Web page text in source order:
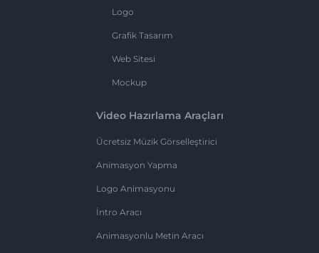
Logo
Grafik Tasarım
Web Sitesi
Mockup
Video Hazırlama Araçları
Ücretsiz Müzik Görselleştirici
Animasyon Yapma
Logo Animasyonu
İntro Aracı
Animasyonlu Metin Aracı